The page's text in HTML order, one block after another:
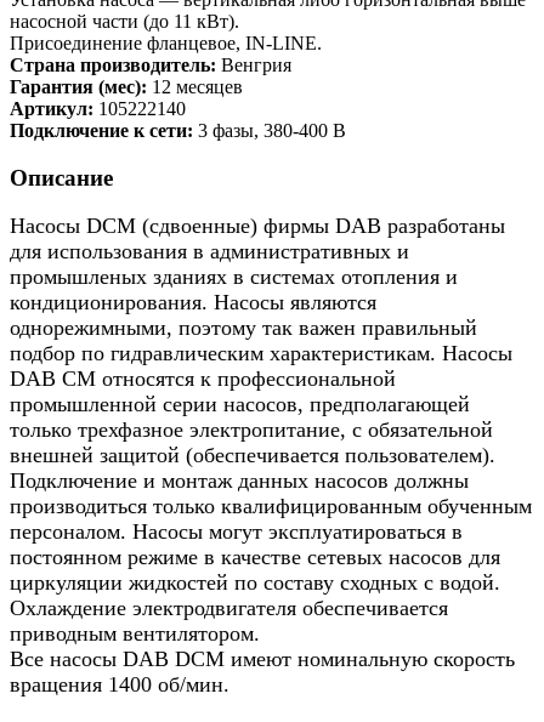
насосной части (до 11 кВт).
Присоединение фланцевое, IN-LINE.
Страна производитель: Венгрия
Гарантия (мес): 12 месяцев
Артикул: 105222140
Подключение к сети: 3 фазы, 380-400 В
Описание
Насосы DCM (сдвоенные) фирмы DAB разработаны
для использования в административных и
промышленых зданиях в системах отопления и
кондиционирования. Насосы являются
однорежимными, поэтому так важен правильный
подбор по гидравлическим характеристикам. Насосы
DAB CM относятся к профессиональной
промышленной серии насосов, предполагающей
только трехфазное электропитание, с обязательной
внешней защитой (обеспечивается пользователем).
Подключение и монтаж данных насосов должны
производиться только квалифицированным обученным
персоналом. Насосы могут эксплуатироваться в
постоянном режиме в качестве сетевых насосов для
циркуляции жидкостей по составу сходных с водой.
Охлаждение электродвигателя обеспечивается
приводным вентилятором.
Все насосы DAB DCM имеют номинальную скорость
вращения 1400 об/мин.